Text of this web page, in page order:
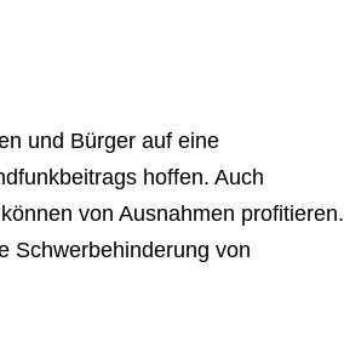
und Bürger auf eine
hoffen. Auch
von Ausnahmen profitieren.
Schwerbehinderung von